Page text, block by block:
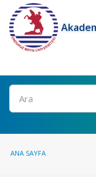
Ara
ANA SAYFA